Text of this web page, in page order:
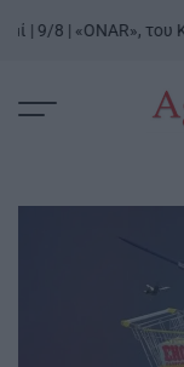
8 | «ONAR», του